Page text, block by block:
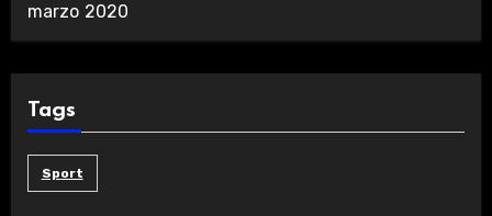
marzo 2020
Tags
Sport